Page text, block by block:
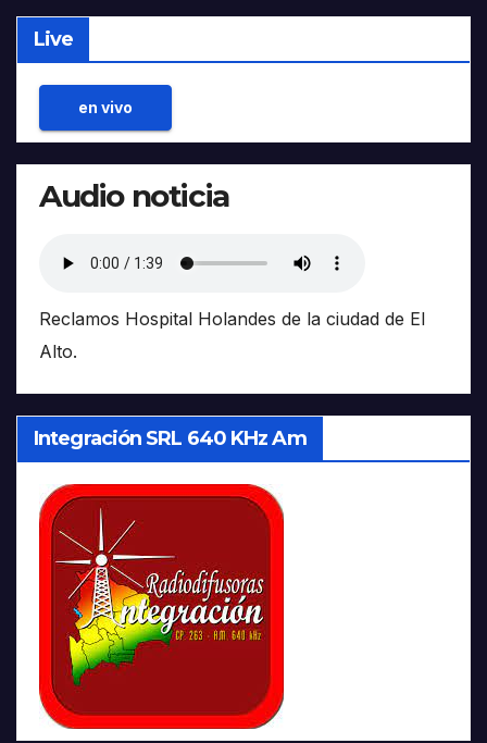
Live
en vivo
Audio noticia
Reclamos Hospital Holandes de la ciudad de El
Alto.
Integración SRL 640 KHz Am